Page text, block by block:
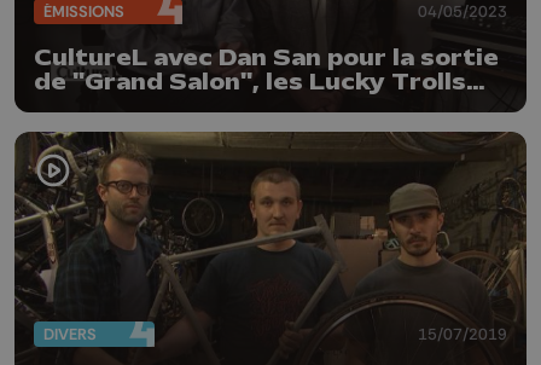
ÉMISSIONS 04/05/2023
CultureL avec Dan San pour la sortie
de "Grand Salon", les Lucky Trolls
aux Anthinoises et la Fête de
l'Orgue
DIVERS 15/07/2019